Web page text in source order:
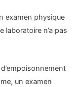
examen physique
laboratoire n’a pas
un examen